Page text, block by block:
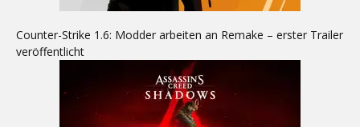
Counter-Strike 1.6: Modder arbeiten an Remake – erster Trailer
veröffentlicht